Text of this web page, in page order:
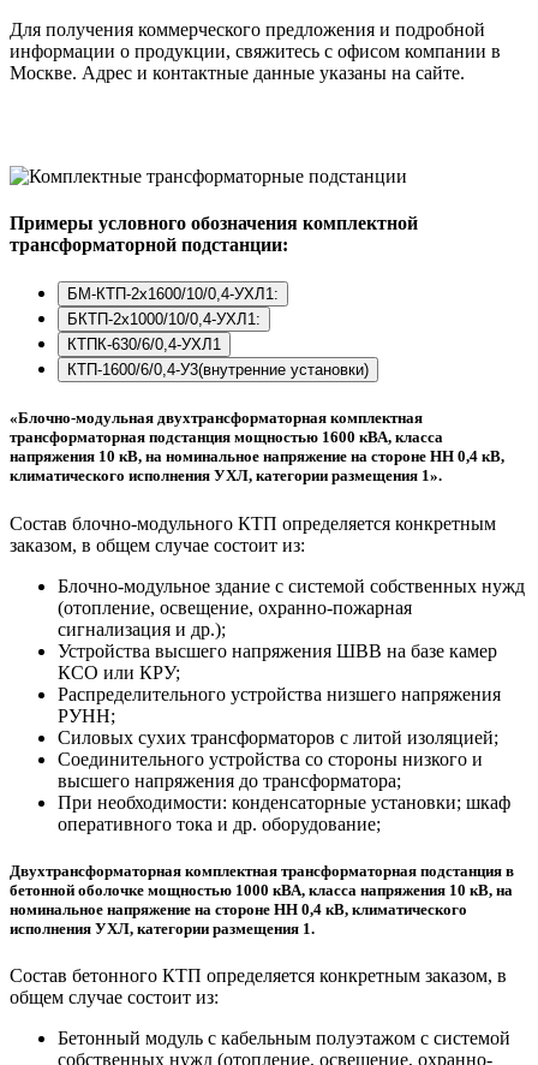
Для получения коммерческого предложения и подробной
информации о продукции, свяжитесь с офисом компании в
Москве. Адрес и контактные данные указаны на сайте.
Примеры условного обозначения комплектной
трансформаторной подстанции:
БМ-КТП-2х1600/10/0,4-УХЛ1:
БКТП-2х1000/10/0,4-УХЛ1:
КТПК-630/6/0,4-УХЛ1
КТП-1600/6/0,4-У3(внутренние установки)
«Блочно-модульная двухтрансформаторная комплектная
трансформаторная подстанция мощностью 1600 кВА, класса
напряжения 10 кВ, на номинальное напряжение на стороне НН 0,4 кВ,
климатического исполнения УХЛ, категории размещения 1».
Состав блочно-модульного КТП определяется конкретным
заказом, в общем случае состоит из:
Блочно-модульное здание с системой собственных нужд
(отопление, освещение, охранно-пожарная
сигнализация и др.);
Устройства высшего напряжения ШВВ на базе камер
КСО или КРУ;
Распределительного устройства низшего напряжения
РУНН;
Силовых сухих трансформаторов с литой изоляцией;
Соединительного устройства со стороны низкого и
высшего напряжения до трансформатора;
При необходимости: конденсаторные установки; шкаф
оперативного тока и др. оборудование;
Двухтрансформаторная комплектная трансформаторная подстанция в
бетонной оболочке мощностью 1000 кВА, класса напряжения 10 кВ, на
номинальное напряжение на стороне НН 0,4 кВ, климатического
исполнения УХЛ, категории размещения 1.
Состав бетонного КТП определяется конкретным заказом, в
общем случае состоит из:
Бетонный модуль с кабельным полуэтажом с системой
собственных нужд (отопление, освещение, охранно-